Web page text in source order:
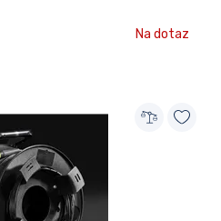
Na dotaz